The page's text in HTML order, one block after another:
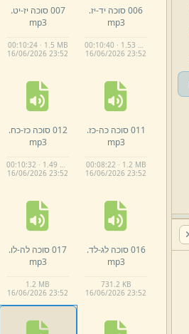
006 סוכה יד-
יז.
mp3
00:10:40 · 1.53 MB
16/06/2026 23:52
007 סוכה יז-
יט.
mp3
00:10:24 · 1.5 MB
16/06/2026 23:52
011 סוכה כה-
כז.
mp3
00:08:22 · 1.2 MB
16/06/2026 23:52
012 סוכה כז-
כח.
mp3
00:10:32 · 1.49 MB
16/06/2026 23:52
016 סוכה לג-
לד.
mp3
731.2 KB
16/06/2026 23:52
017 סוכה לה-
לו.
mp3
1.2 MB
16/06/2026 23:52